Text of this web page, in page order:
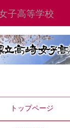
子高等学校
トップページ